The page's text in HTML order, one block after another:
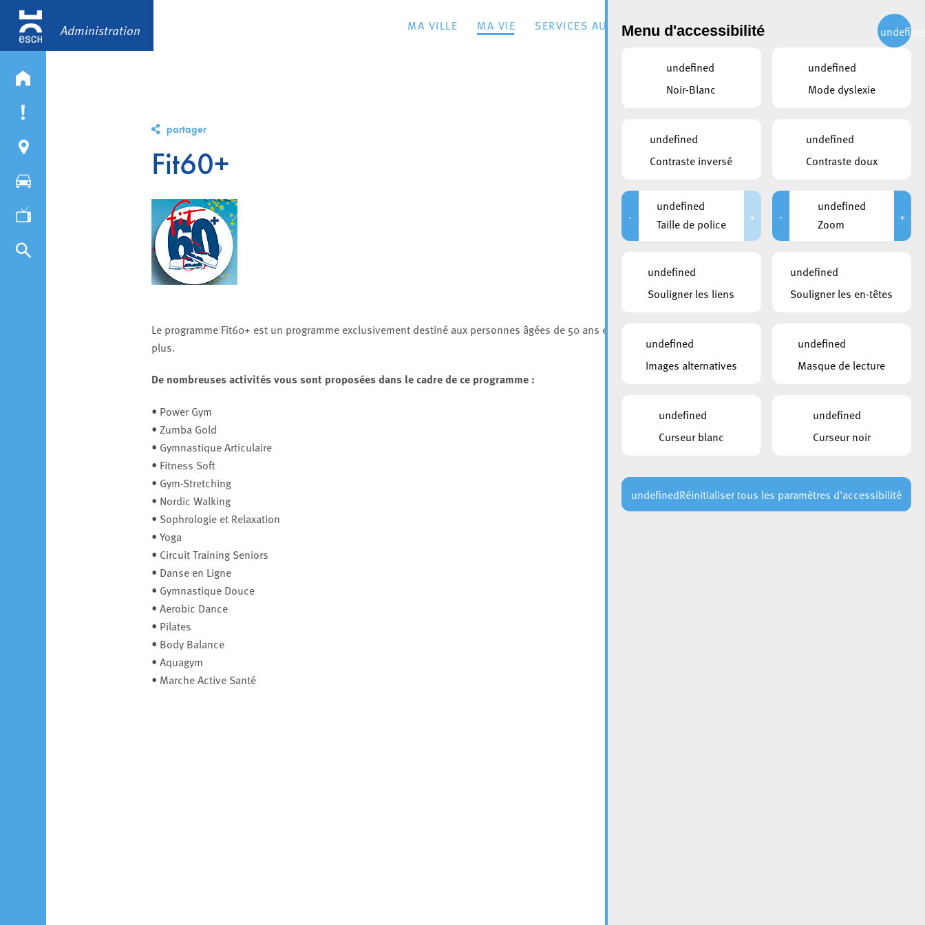
Administration MA VILLE MA VIE SERVICES AU CITOYEN ACTUALITÉS PUBLICATIONS CONTACT
partager
Fit60+
Le programme Fit60+ est un programme exclusivement destiné aux personnes âgées de 50 ans et
plus.
De nombreuses activités vous sont proposées dans le cadre de ce programme :
• Power Gym
• Zumba Gold
• Gymnastique Articulaire
• Fitness Soft
• Gym-Stretching
• Nordic Walking
• Sophrologie et Relaxation
• Yoga
• Circuit Training Seniors
• Danse en Ligne
• Gymnastique Douce
• Aerobic Dance
• Pilates
• Body Balance
• Aquagym
• Marche Active Santé
CONTACTS
Service des Sports
L-4064
+352 26 54 34 34
DOCUMENTS
Fit 60+ 2025_2026
LIENS
Inscription en ligne
Menu d'accessibilité
undefined
Noir-Blanc
undefined
Mode dyslexie
undefined
Contraste inversé
undefined
Contraste doux
-
undefined
Taille de police
+ -
undefined
Zoom
+
undefined
Souligner les liens
undefined
Souligner les en-têtes
undefined
Images alternatives
undefined
Masque de lecture
undefined
Curseur blanc
undefined
Curseur noir
undefinedRéinitialiser tous les paramètres d'accessibilité